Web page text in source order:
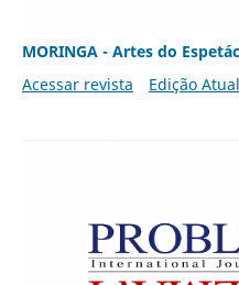
MORINGA - Artes do
Acessar revista
Edição Atual